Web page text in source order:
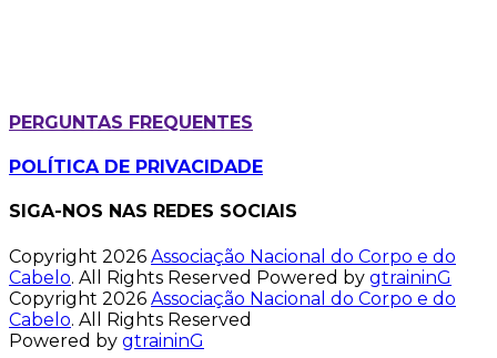
PERGUNTAS FREQUENTES
POLÍTICA DE PRIVACIDADE
SIGA-NOS NAS REDES SOCIAIS
Copyright 2026 Associação Nacional do Corpo e do
Cabelo. All Rights Reserved Powered by gtraininG
Copyright 2026 Associação Nacional do Corpo e do
Cabelo. All Rights Reserved
Powered by gtraininG